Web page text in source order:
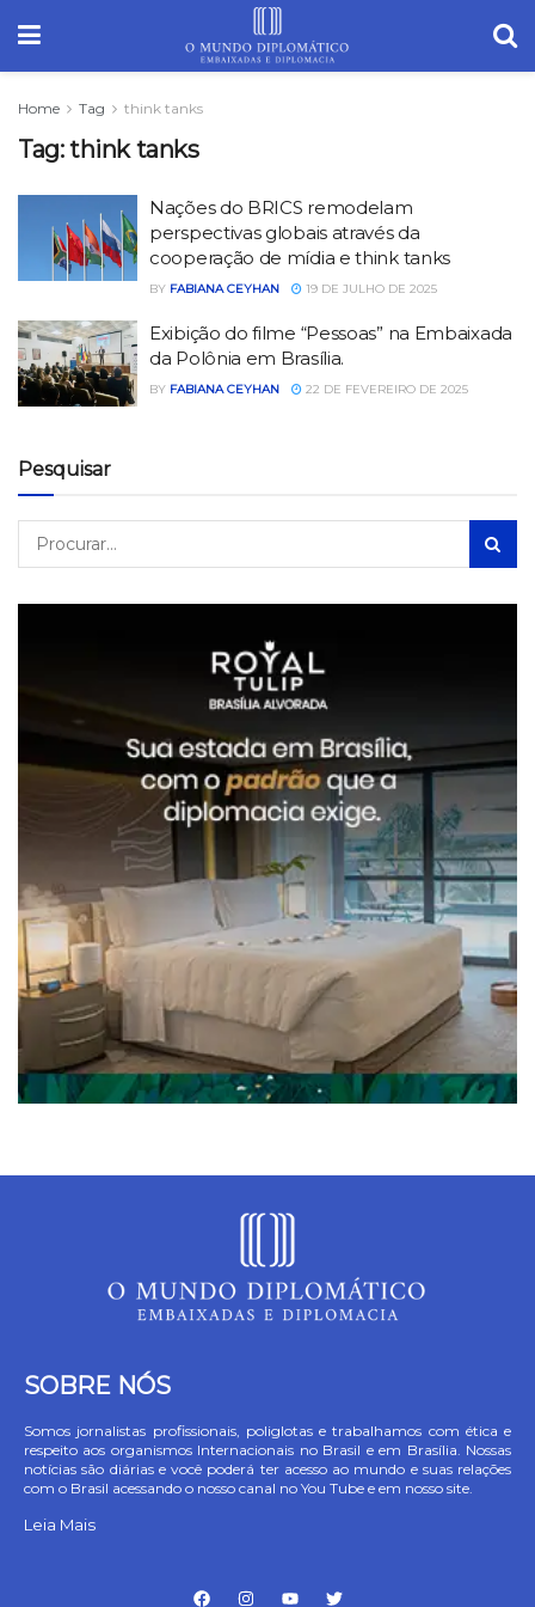
Home Tag think tanks
Tag:think tanks
Nações do BRICS remodelam
perspectivas globais através da
cooperação de mídia e think tanks
BY FABIANA CEYHAN 19 DE JULHO DE 2025
Exibição do filme “Pessoas” na Embaixada
da Polônia em Brasília.
BY FABIANA CEYHAN 22 DE FEVEREIRO DE 2025
Pesquisar
SOBRE NÓS
Somos jornalistas profissionais, poliglotas e trabalhamos com ética e
respeito aos organismos Internacionais no Brasil e em Brasília. Nossas
notícias são diárias e você poderá ter acesso ao mundo e suas relações
com o Brasil acessando o nosso canal no You Tube e em nosso site.
Leia Mais